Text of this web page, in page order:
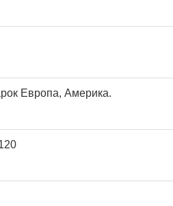
Европа, Америка.